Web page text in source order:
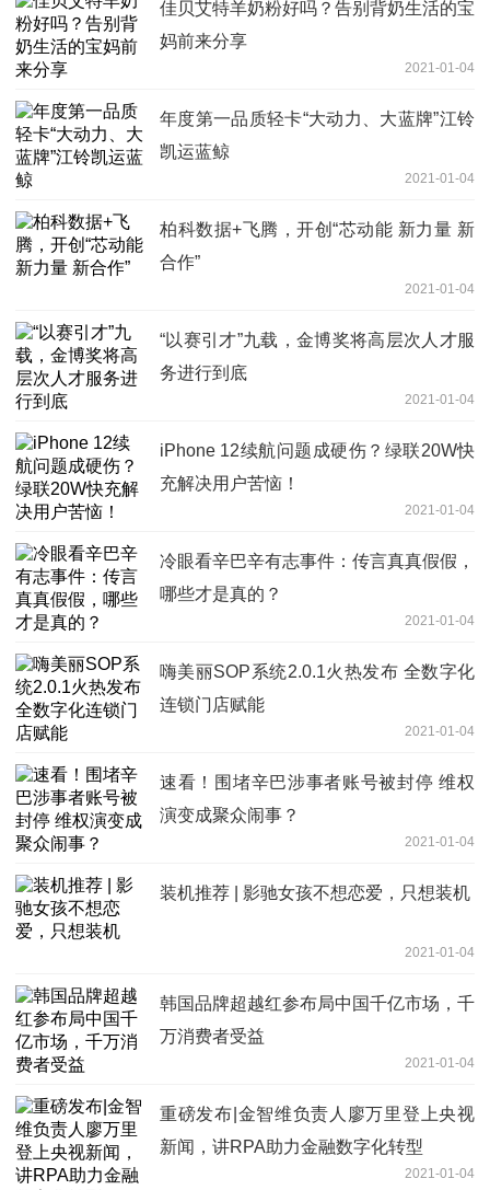
佳贝艾特羊奶粉好吗？告别背奶生活的宝
妈前来分享
2021-01-04
年度第一品质轻卡“大动力、大蓝牌”江铃
凯运蓝鲸
2021-01-04
柏科数据+飞腾，开创“芯动能 新力量 新
合作”
2021-01-04
“以赛引才”九载，金博奖将高层次人才服
务进行到底
2021-01-04
iPhone 12续航问题成硬伤？绿联20W快
充解决用户苦恼！
2021-01-04
冷眼看辛巴辛有志事件：传言真真假假，
哪些才是真的？
2021-01-04
嗨美丽SOP系统2.0.1火热发布 全数字化
连锁门店赋能
2021-01-04
速看！围堵辛巴涉事者账号被封停 维权
演变成聚众闹事？
2021-01-04
装机推荐 | 影驰女孩不想恋爱，只想装机
2021-01-04
韩国品牌超越红参布局中国千亿市场，千
万消费者受益
2021-01-04
重磅发布|金智维负责人廖万里登上央视
新闻，讲RPA助力金融数字化转型
2021-01-04